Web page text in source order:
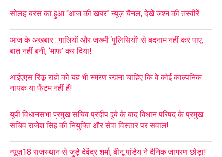
सोलह बरस का हुआ “आज की खबर” न्यूज़ चैनल, देखें जश्न की तस्वीरें
आज के अखबार : गालियों और जख्मी ‘पुलिसियों’ से बदनाम नहीं कर पाए,
बात नहीं बनी, ‘माफ’ कर दिया!
आईएएस रिंकू राही को यह भी स्मरण रखना चाहिए कि वे कोई काल्पनिक
नायक या फैंटम नहीं हैं!
यूपी विधानसभा प्रमुख सचिव प्रदीप दुबे के बाद विधान परिषद के प्रमुख
सचिव राजेश सिंह की नियुक्ति और सेवा विस्तार पर सवाल!
न्यूज़18 राजस्थान से जुड़े देवेंद्र शर्मा, बीनू पांडेय ने दैनिक जागरण छोड़ा!